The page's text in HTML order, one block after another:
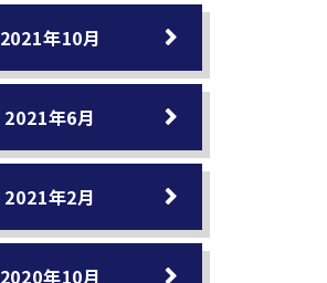
2021年10月
2021年6月
2021年2月
2020年10月